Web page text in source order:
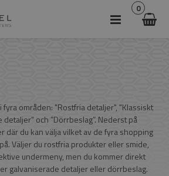
0
områden: "Rostfria detaljer", "Klassiskt
detaljer” och ”Dörrbeslag”. Nederst på
där du kan välja vilket av de fyra shopping
Väljer du rostfria produkter eller smide,
undermeny, men du kommer direkt
galvaniserade detaljer eller dörrbeslag.